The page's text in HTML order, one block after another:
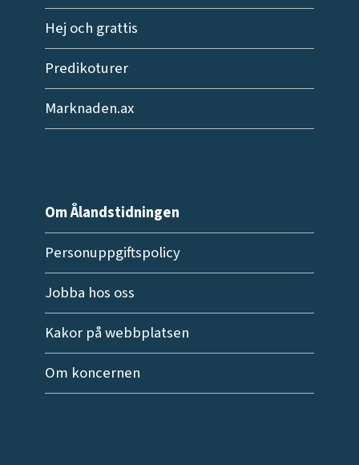
Hej och grattis
Predikoturer
Marknaden.ax
Om Ålandstidningen
Personuppgiftspolicy
Jobba hos oss
Kakor på webbplatsen
Om koncernen